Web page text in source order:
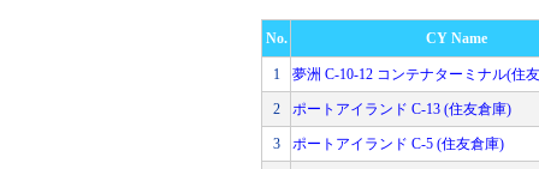
No. CY Name
1 夢洲 C-10-12 コンテナターミナル(住
2 ポートアイランド C-13 (住友倉庫)
3 ポートアイランド C-5 (住友倉庫)